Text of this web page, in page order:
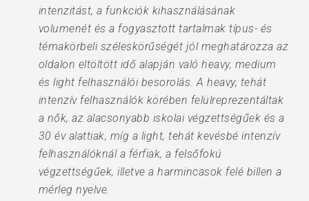
intenzitást, a funkciók kihasználásának
volumenét és a fogyasztott tartalmak típus- és
témakörbeli széleskörűségét jól meghatározza az
oldalon eltöltött idő alapján való heavy, medium
és light felhasználói besorolás. A heavy, tehát
intenzív felhasználók körében felülreprezentáltak
a nők, az alacsonyabb iskolai végzettségűek és a
30 év alattiak, míg a light, tehát kevésbé intenzív
felhasználóknál a férfiak, a felsőfokú
végzettségűek, illetve a harmincasok felé billen a
mérleg nyelve.